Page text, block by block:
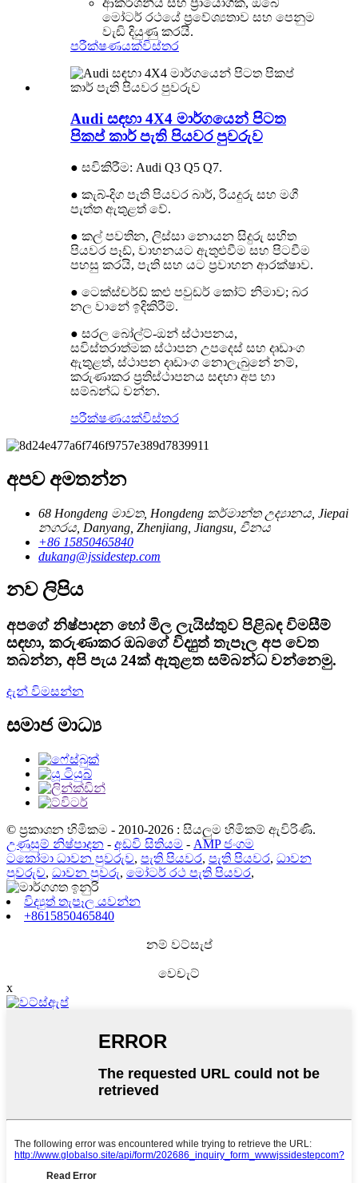
ආකර්ශනීය සහ ප්‍රායෝගික, ඔබේ
මෝටර් රථයේ ප්‍රවේශ්‍යතාව සහ පෙනුම
වැඩි දියුණු කරයි.
පරීක්ෂණයක්විස්තර
Audi සඳහා 4X4 මාර්ගයෙන් පිටත
පිකප් කාර් පැති පියවර පුවරුව
● සවිකිරීම: Audi Q3 Q5 Q7.
● කැබ්-දිග පැති පියවර බාර්, රියදුරු සහ මගී
පැත්ත ඇතුළත් වේ.
● කල් පවතින, ලිස්සා නොයන සිදුරු සහිත
පියවර පෑඩ්, වාහනයට ඇතුළුවීම සහ පිටවීම
පහසු කරයි, පැති සහ යට ප්‍රවාහන ආරක්ෂාව.
● ටෙක්ස්චර්ඩ් කළු පවුඩර් කෝට් නිමාව; බර
නල වානේ ඉදිකිරීම්.
● සරල බෝල්ට්-ඔන් ස්ථාපනය,
සවිස්තරාත්මක ස්ථාපන උපදෙස් සහ දෘඩාංග
ඇතුළත්, ස්ථාපන දෘඩාංග නොලැබුනේ නම්,
කරුණාකර ප්‍රතිස්ථාපනය සඳහා අප හා
සම්බන්ධ වන්න.
පරීක්ෂණයක්විස්තර
අපව අමතන්න
68 Hongdeng මාවත, Hongdeng කර්මාන්ත උද්‍යානය, Jiepai
නගරය, Danyang, Zhenjiang, Jiangsu, චීනය
+86 15850465840
dukang@jssidestep.com
නව ලිපිය
අපගේ නිෂ්පාදන හෝ මිල ලැයිස්තුව පිළිබඳ විමසීම්
සඳහා, කරුණාකර ඔබගේ විද්‍යුත් තැපෑල අප වෙත
තබන්න, අපි පැය 24ක් ඇතුළත සම්බන්ධ වන්නෙමු.
දැන් විමසන්න
සමාජ මාධ්‍ය
© ප්‍රකාශන හිමිකම - 2010-2026 : සියලුම හිමිකම් ඇවිරිණි.
උණුසුම් නිෂ්පාදන - අඩවි සිතියම - AMP ජංගම
ටකෝමා ධාවන පුවරුව, පැති පියවර, පැති පියවර, ධාවන
පුවරුව, ධාවන පුවරු, මෝටර් රථ පැති පියවර,
විද්‍යුත් තැපෑල යවන්න
+8615850465840
නම් වට්සැප්
වෙචැට්
x